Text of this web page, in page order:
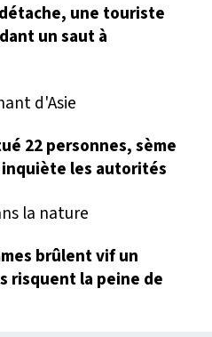
détache, une touriste
un saut à
22 personnes, sème
les autorités
brûlent vif un
risquent la peine de